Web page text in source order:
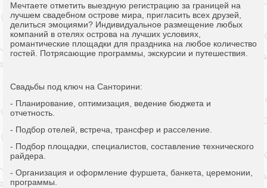
Мечтаете отметить выездную регистрацию за границей на
лучшем свадебном острове мира, пригласить всех друзей,
делиться эмоциями? Индивидуальное размещение любых
компаний в отелях острова на лучших условиях,
романтические площадки для праздника на любое количество
гостей. Потрясающие программы, экскурсии и путешествия.
Свадьбы под ключ на Санторини:
- Планирование, оптимизация, ведение бюджета и
отчетность.
- Подбор отелей, встреча, трансфер и расселение.
- Подбор площадки, специалистов, составление технического
райдера.
- Организация и оформление фуршета, банкета, церемонии,
программы.